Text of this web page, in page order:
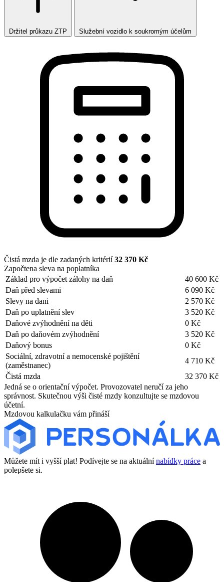
Držitel průkazu ZTP Služební vozidlo k soukromým účelům
Čistá mzda je dle zadaných kritérií32 370 Kč
Započtena sleva na poplatníka
Základ pro výpočet zálohy na daň
40 600 Kč
Daň před slevami
6 090 Kč
Slevy na dani
2 570 Kč
Daň po uplatnění slev
3 520 Kč
Daňové zvýhodnění na děti
0 Kč
Daň po daňovém zvýhodnění
3 520 Kč
Daňový bonus
0 Kč
Sociální, zdravotní a nemocenské pojištění
(zaměstnanec)
4 710 Kč
Čistá mzda
32 370 Kč
Jedná se o orientační výpočet. Provozovatel neručí za jeho
správnost. Skutečnou výši čisté mzdy konzultujte se mzdovou
účetní.
Mzdovou kalkulačku vám přináší
Můžete mít i vyšší plat! Podívejte se na aktuálnínabídky práce a
polepšete si.